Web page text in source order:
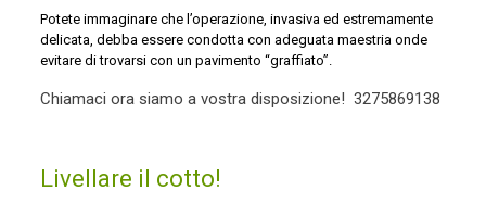
Potete immaginare che l’operazione, invasiva ed estremamente
delicata, debba essere condotta con adeguata maestria onde
evitare di trovarsi con un pavimento “graffiato”.
Chiamaci ora siamo a vostra disposizione! 3275869138
Livellare il cotto!